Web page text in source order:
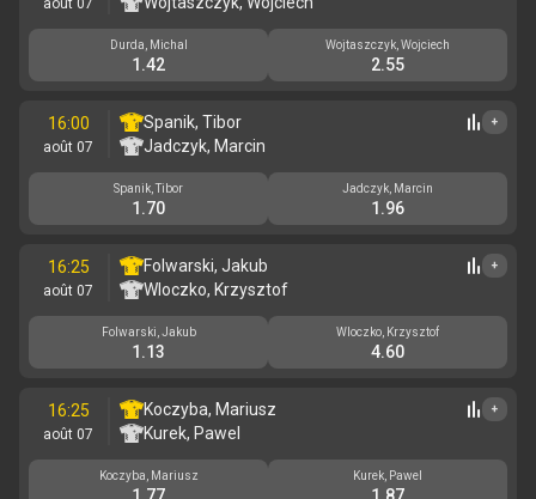
Durda, Michal
1.42
Wojtaszczyk, Wojciech
2.55
16:00
août 07
Spanik, Tibor
Jadczyk, Marcin
+
Spanik, Tibor
1.70
Jadczyk, Marcin
1.96
16:25
août 07
Folwarski, Jakub
Wloczko, Krzysztof
+
Folwarski, Jakub
1.13
Wloczko, Krzysztof
4.60
16:25
août 07
Koczyba, Mariusz
Kurek, Pawel
+
Koczyba, Mariusz
1.77
Kurek, Pawel
1.87